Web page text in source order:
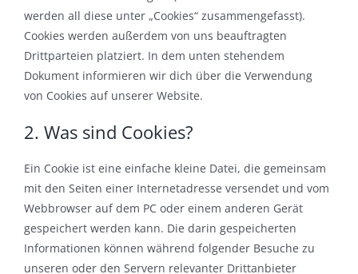
werden all diese unter „Cookies“ zusammengefasst).
Cookies werden außerdem von uns beauftragten
Drittparteien platziert. In dem unten stehendem
Dokument informieren wir dich über die Verwendung
von Cookies auf unserer Website.
2. Was sind Cookies?
Ein Cookie ist eine einfache kleine Datei, die gemeinsam
mit den Seiten einer Internetadresse versendet und vom
Webbrowser auf dem PC oder einem anderen Gerät
gespeichert werden kann. Die darin gespeicherten
Informationen können während folgender Besuche zu
unseren oder den Servern relevanter Drittanbieter